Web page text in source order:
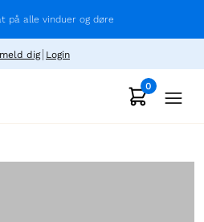
på alle vinduer og døre
dig Login
0